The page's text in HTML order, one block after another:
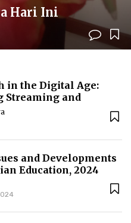
Hari Ini
in the Digital Age:
Streaming and
the
and Developments
Education, 2024